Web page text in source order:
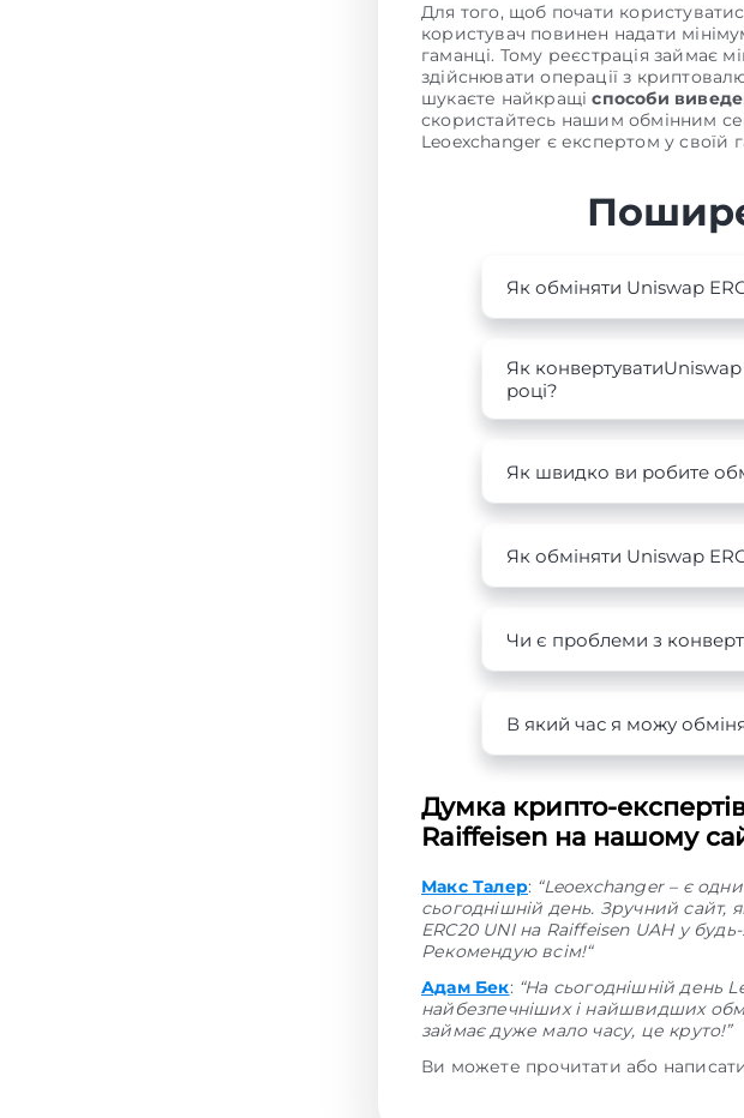
Для того, щоб почати
користувач повинен надати
гаманці. Тому реєстрація займає
здійснювати операції з
шукаєте найкращіспособи
скористайтесь нашим обмінним
Leoexchanger є експертом у своїй
Як обміняти Uniswap
Як
році?
Як швидко ви робите
Як обміняти Uniswap
Чи є проблеми з
В який час я можу
Думка крипто-
Raiffeisen на нашому
Макс Талер: “Leoexchanger – є
сьогоднішній день. Зручний
ERC20 UNI на Raiffeisen UAH у
Рекомендую всім!“
Адам Бек: “На сьогоднішній день
найбезпечніших і найшвидших
займає дуже мало часу, це круто!”
Ви можете прочитати або